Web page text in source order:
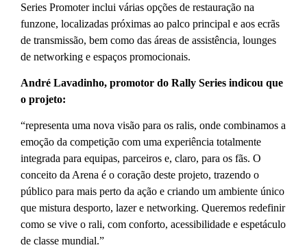
Series Promoter inclui várias opções de restauração na
funzone, localizadas próximas ao palco principal e aos ecrãs
de transmissão, bem como das áreas de assistência, lounges
de networking e espaços promocionais.
André Lavadinho, promotor do Rally Series indicou que
o projeto:
“representa uma nova visão para os ralis, onde combinamos a
emoção da competição com uma experiência totalmente
integrada para equipas, parceiros e, claro, para os fãs. O
conceito da Arena é o coração deste projeto, trazendo o
público para mais perto da ação e criando um ambiente único
que mistura desporto, lazer e networking. Queremos redefinir
como se vive o rali, com conforto, acessibilidade e espetáculo
de classe mundial.”